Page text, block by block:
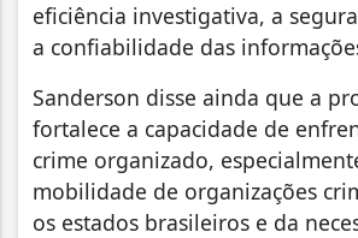
eficiência investigativa, a
a confiabilidade das
Sanderson disse ainda que a
fortalece a capacidade de
crime organizado,
mobilidade de organizações
os estados brasileiros e da